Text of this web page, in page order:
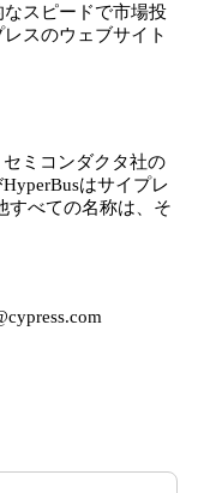
スピードで市場投
スのウェブサイト
セミコンダクタ社の
はサイプレ
すべての名称は、そ